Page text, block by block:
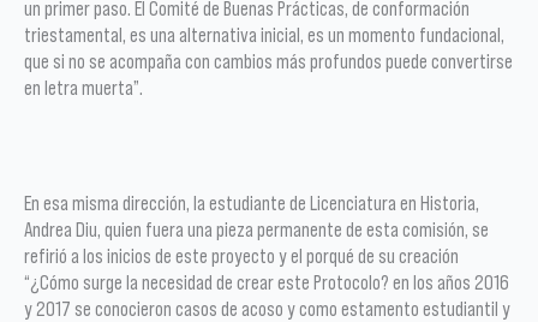
un primer paso. El Comité de Buenas Prácticas, de conformación
triestamental, es una alternativa inicial, es un momento fundacional,
que si no se acompaña con cambios más profundos puede convertirse
en letra muerta”.
En esa misma dirección, la estudiante de Licenciatura en Historia,
Andrea Diu, quien fuera una pieza permanente de esta comisión, se
refirió a los inicios de este proyecto y el porqué de su creación
“¿Cómo surge la necesidad de crear este Protocolo? en los años 2016
y 2017 se conocieron casos de acoso y como estamento estudiantil y